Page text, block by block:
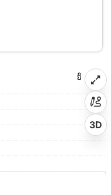
+ Aubry+Tréméreuc-
21644391
3D